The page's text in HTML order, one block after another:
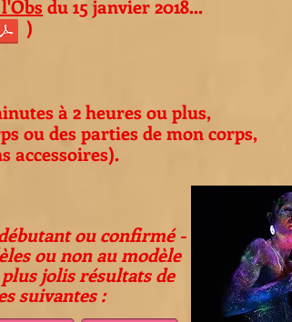
ou confirmé -
ou non au modèle
jolis résultats de
suivantes :
à 2 heures ou plus,
ou des parties de mon corps,
accessoires).
du 15 janvier 2018...
: )